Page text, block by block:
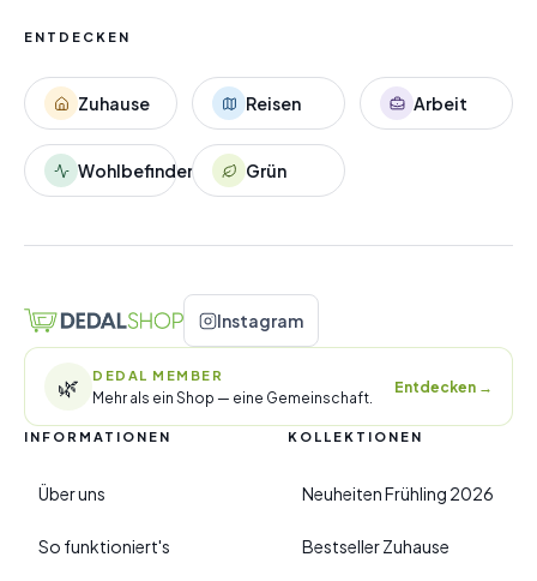
ENTDECKEN
Zuhause Reisen Arbeit
Wohlbefinden Grün
Instagram
🌿 DEDAL MEMBER
Mehr als ein Shop — eine Gemeinschaft.
Entdecken →
INFORMATIONEN
Über uns
So funktioniert's
KOLLEKTIONEN
Neuheiten Frühling 2026
Bestseller Zuhause